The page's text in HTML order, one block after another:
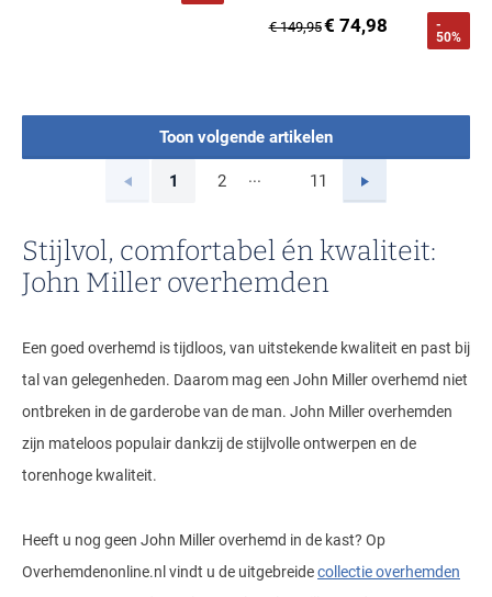
€ 149,95€ 74,98
-
50%
Toon volgende artikelen
Vorige
1
2
...
Page
11 Volgende
Stijlvol, comfortabel én kwaliteit:
John Miller overhemden
Een goed overhemd is tijdloos, van uitstekende kwaliteit en past bij
tal van gelegenheden. Daarom mag een John Miller overhemd niet
ontbreken in de garderobe van de man. John Miller overhemden
zijn mateloos populair dankzij de stijlvolle ontwerpen en de
torenhoge kwaliteit.
Heeft u nog geen John Miller overhemd in de kast? Op
Overhemdenonline.nl vindt u de uitgebreidecollectie overhemden